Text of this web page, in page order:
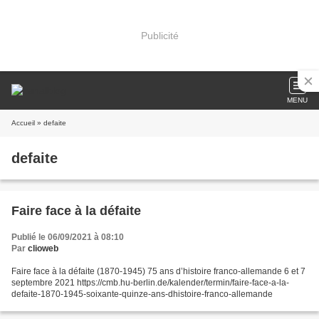
Publicité
MENU
Accueil » defaite
defaite
Faire face à la défaite
Publié le 06/09/2021 à 08:10
Par clioweb
Faire face à la défaite (1870-1945) 75 ans d’histoire franco-allemande 6 et 7
septembre 2021 https://cmb.hu-berlin.de/kalender/termin/faire-face-a-la-
defaite-1870-1945-soixante-quinze-ans-dhistoire-franco-allemande